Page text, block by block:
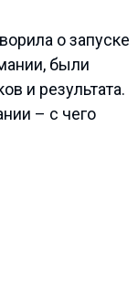
о запуске
были
и результата.
– с чего